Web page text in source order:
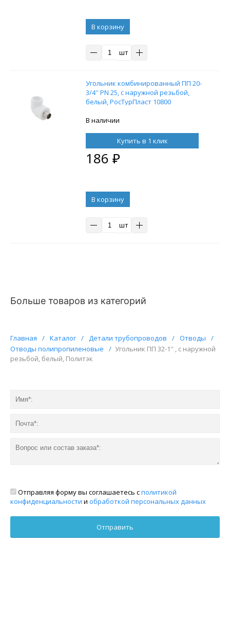
В корзину
шт
Угольник комбинированный ПП 20-
3/4'' PN 25, с наружной резьбой,
белый, РосТурПласт 10800
В наличии
Купить в 1 клик
186 ₽
В корзину
шт
Больше товаров из категорий
Главная / Каталог / Детали трубопроводов / Отводы
/
Отводы полипропиленовые
/ Угольник ПП 32-1'' , с наружной
резьбой, белый, Политэк
Отправляя форму вы соглашаетесь сполитикой
конфиденциальности и обработкой персональных данных